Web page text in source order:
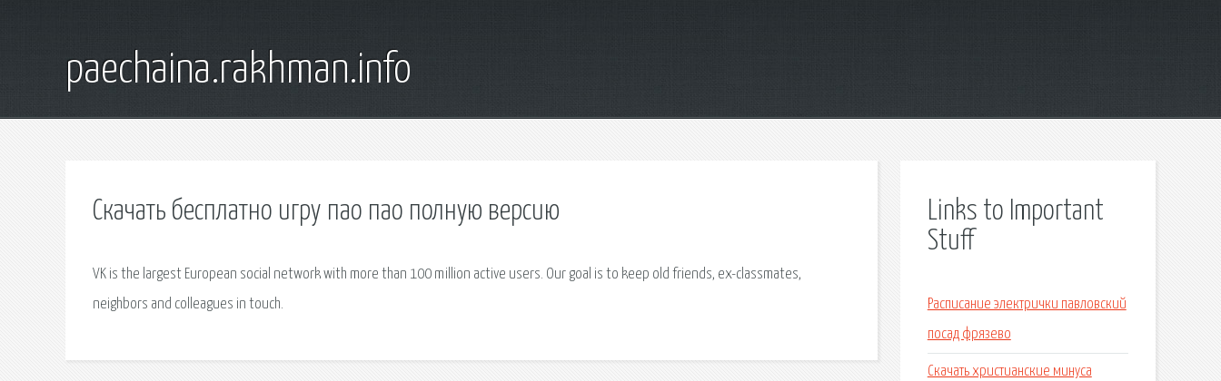
paechaina.rakhman.info
Скачать бесплатно игру пао пао полную версию
VK is the largest European social network with more than 100 million active users. Our goal is to keep old friends, ex-classmates,
neighbors and colleagues in touch.
Links to Important
Stuff
Расписание электрички павловский
посад фрязево
Скачать христианские минуса